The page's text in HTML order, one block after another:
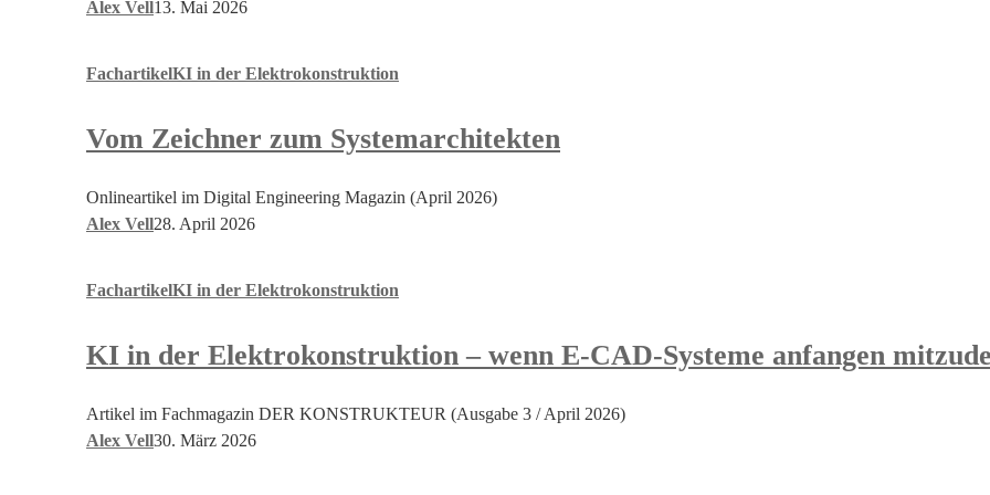
Alex Vell13. Mai 2026
Zeichner
Systemarchitekten
FachartikelKI in der Elektrokonstruktion
Vom Zeichner zum Systemarchitekten
Onlineartikel im Digital Engineering Magazin (April 2026)
Alex Vell28. April 2026
Elektrokonstruktion
wenn
FachartikelKI in der Elektrokonstruktion
KI in der Elektrokonstruktion – wenn E-CAD-Systeme anfangen
Artikel im Fachmagazin DER KONSTRUKTEUR (Ausgabe 3 / April 2026)
Alex Vell30. März 2026